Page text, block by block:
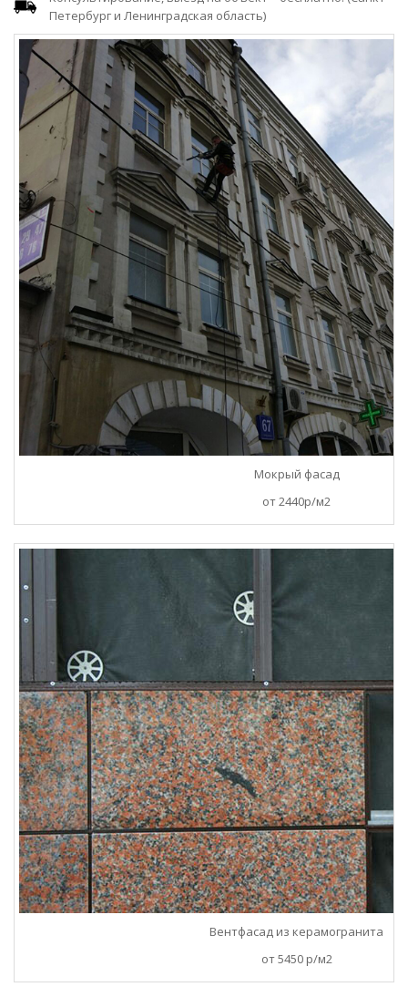
Петербург и Ленинградская область)
Мокрый фасад
от 2440р/м2
Вентфасад из керамогранита
от 5450 р/м2